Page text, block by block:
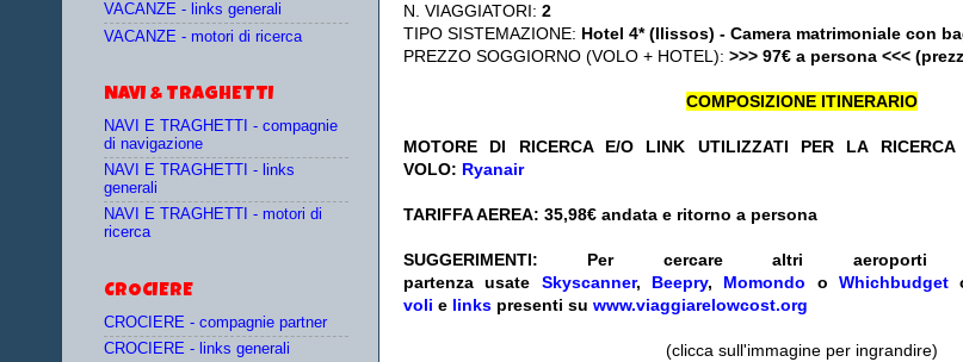
N. VIAGGIATORI: 2
TIPO SISTEMAZIONE: Hotel 4* (Ilissos) - Camera matrimoniale con
PREZZO SOGGIORNO (VOLO + HOTEL): >>> 97€ a persona <<<
COMPOSIZIONE ITINERARIO
MOTORE DI RICERCA E/O LINK UTILIZZATI PER LA
VOLO: Ryanair
TARIFFA AEREA: 35,98€ andata e ritorno a persona
SUGGERIMENTI: Per cercare altri
partenza usate Skyscanner, Beepry, Momondo oWhichbudget
voli e links presenti su www.viaggiarelowcost.org
(clicca sull'immagine per ingrandire)
VACANZE - links generali
VACANZE - motori di ricerca
NAVI & TRAGHETTI
NAVI E TRAGHETTI - compagnie
di navigazione
NAVI E TRAGHETTI - links
generali
NAVI E TRAGHETTI - motori di
ricerca
CROCIERE
CROCIERE - compagnie partner
CROCIERE - links generali